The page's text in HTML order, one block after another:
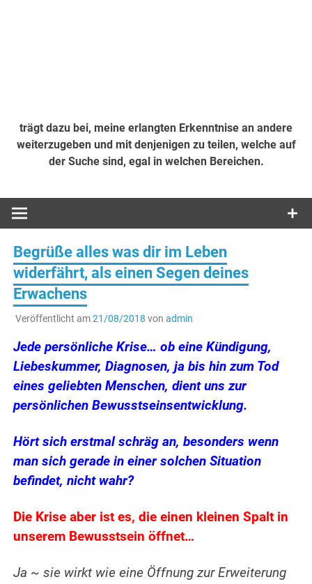
trägt dazu bei, meine erlangten Erkenntnise an andere
weiterzugeben und mit denjenigen zu teilen, welche auf
der Suche sind, egal in welchen Bereichen.
Begrüße alles was dir im Leben
widerfährt, als einen Segen deines
Erwachens
Veröffentlicht am21/08/2018 von admin
Jede persönliche Krise… ob eine Kündigung,
Liebeskummer, Diagnosen, ja bis hin zum Tod
eines geliebten Menschen, dient uns zur
persönlichen Bewusstseinsentwicklung.
Hört sich erstmal schräg an, besonders wenn
man sich gerade in einer solchen Situation
befindet, nicht wahr?
Die Krise aber ist es, die einen kleinen Spalt in
unserem Bewusstsein öffnet…
Ja ~ sie wirkt wie eine Öffnung zur Erweiterung